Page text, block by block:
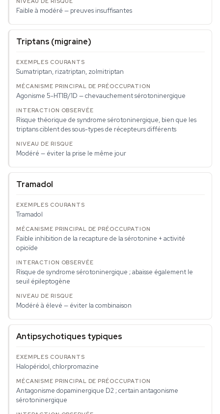
Faible à modéré — preuves insuffisantes
Triptans (migraine)
Sumatriptan, rizatriptan, zolmitriptan
Agonisme 5-HT1B/1D — chevauchement sérotoninergique
Risque théorique de syndrome sérotoninergique, bien que les
triptans ciblent des sous-types de récepteurs différents
Modéré — éviter la prise le même jour
Tramadol
Tramadol
Faible inhibition de la recapture de la sérotonine + activité
opioïde
Risque de syndrome sérotoninergique ; abaisse également le
seuil épileptogène
Modéré à élevé — éviter la combinaison
Antipsychotiques typiques
Halopéridol, chlorpromazine
Antagonisme dopaminergique D2 ; certain antagonisme
sérotoninergique